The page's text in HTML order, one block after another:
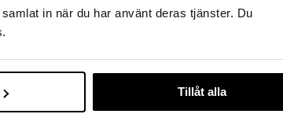
in när du har använt deras tjänster. Du
Tillåt alla
mixa